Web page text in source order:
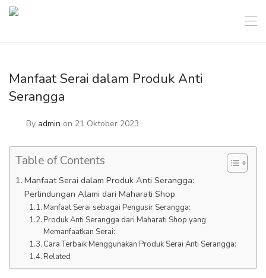
Manfaat Serai dalam Produk Anti
Serangga
By admin on 21 Oktober 2023
Table of Contents
Manfaat Serai dalam Produk Anti Serangga:
Perlindungan Alami dari Maharati Shop
Manfaat Serai sebagai Pengusir Serangga:
Produk Anti Serangga dari Maharati Shop yang
Memanfaatkan Serai:
Cara Terbaik Menggunakan Produk Serai Anti Serangga:
Related